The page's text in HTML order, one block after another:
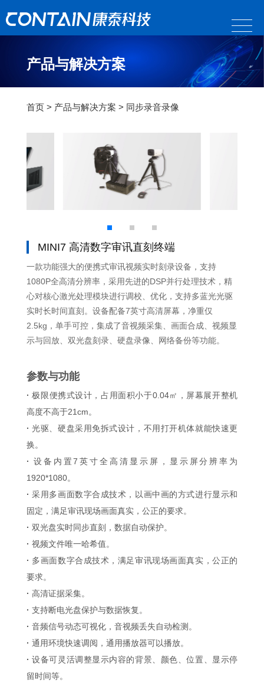
产品与解决方案
首页> 产品与解决方案 > 同步录音录像
MINI7 高清数字审讯直刻终端
一款功能强大的便携式审讯视频实时刻录设备，支持
1080P全高清分辨率，采用先进的DSP并行处理技术，精
心对核心激光处理模块进行调校、优化，支持多蓝光光驱
实时长时间直刻。设备配备7英寸高清屏幕，净重仅
2.5kg，单手可控，集成了音视频采集、画面合成、视频显
示与回放、双光盘刻录、硬盘录像、网络备份等功能。
参数与功能
·极限便携式设计，占用面积小于0.04㎡，屏幕展开整机
高度不高于21cm。
·光驱、硬盘采用免拆式设计，不用打开机体就能快速更
换。
· 设备内置7英寸全高清显示屏，显示屏分辨率为
1920*1080。
·采用多画面数字合成技术，以画中画的方式进行显示和
固定，满足审讯现场画面真实，公正的要求。
· 双光盘实时同步直刻，数据自动保护。
· 视频文件唯一哈希值。
· 多画面数字合成技术，满足审讯现场画面真实，公正的
要求。
· 高清证据采集。
· 支持断电光盘保护与数据恢复。
· 音频信号动态可视化，音视频丢失自动检测。
· 通用环境快速调阅，通用播放器可以播放。
·设备可灵活调整显示内容的背景、颜色、位置、显示停
留时间等。